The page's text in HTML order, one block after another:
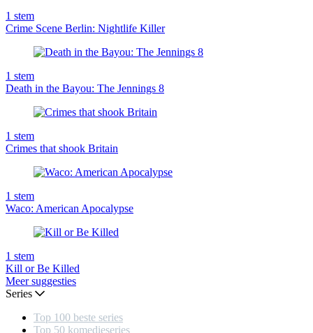
1 stem
Crime Scene Berlin: Nightlife Killer
1 stem
Death in the Bayou: The Jennings 8
1 stem
Crimes that shook Britain
1 stem
Waco: American Apocalypse
1 stem
Kill or Be Killed
Meer suggesties
Series
Top 100 beste series
Top 50 komedieseries